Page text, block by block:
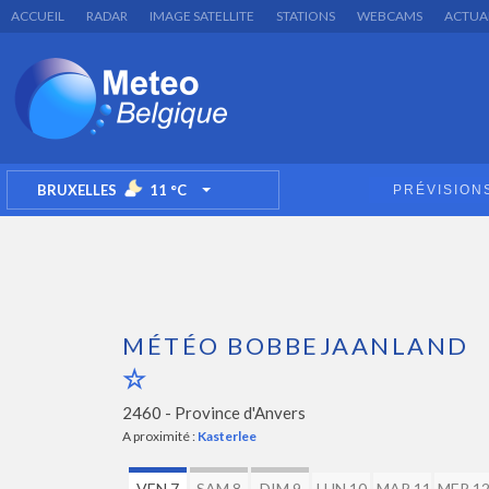
ACCUEIL RADAR IMAGE SATELLITE STATIONS WEBCAMS
BRUXELLES 11 °C TOGGLE DROPDOWN
MÉTÉO BOBBEJAANLAND
2460 - Province d'Anvers
A proximité : Kasterlee